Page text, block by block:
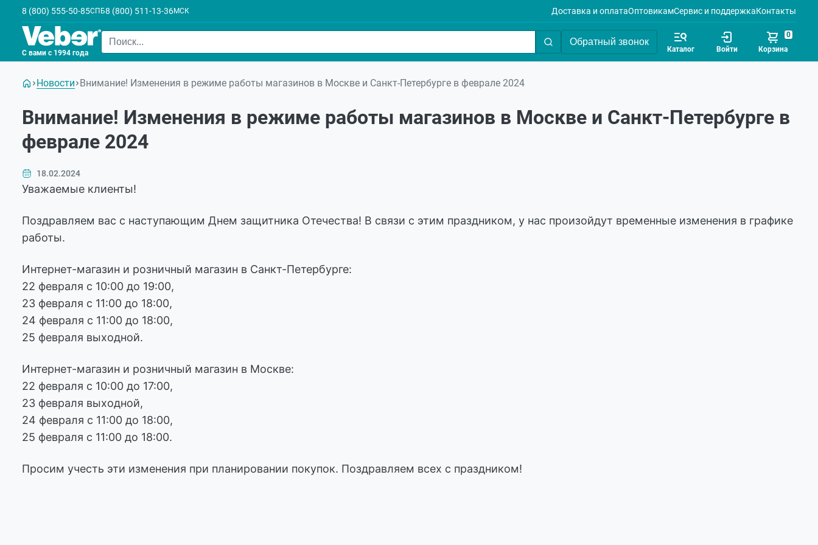
8 (800) 555-50-85СПБ8 (800) 511-13-36МСК Доставка и оплатаОптовикамСервис и поддержкаКонтакты
С вами с 1994 года
Обратный звонок
Каталог Войти Корзина
0
Новости Внимание! Изменения в режиме работы магазинов в Москве и Санкт-Петербурге в феврале 2024
Внимание! Изменения в режиме работы магазинов в Москве и Санкт-Петербурге в
феврале 2024
18.02.2024
Уважаемые клиенты!
Поздравляем вас с наступающим Днем защитника Отечества! В связи с этим праздником, у нас произойдут временные изменения в графике
работы.
Интернет-магазин и розничный магазин в Санкт-Петербурге:
22 февраля с 10:00 до 19:00,
23 февраля с 11:00 до 18:00,
24 февраля с 11:00 до 18:00,
25 февраля выходной.
Интернет-магазин и розничный магазин в Москве:
22 февраля с 10:00 до 17:00,
23 февраля выходной,
24 февраля с 11:00 до 18:00,
25 февраля с 11:00 до 18:00.
Просим учесть эти изменения при планировании покупок. Поздравляем всех с праздником!